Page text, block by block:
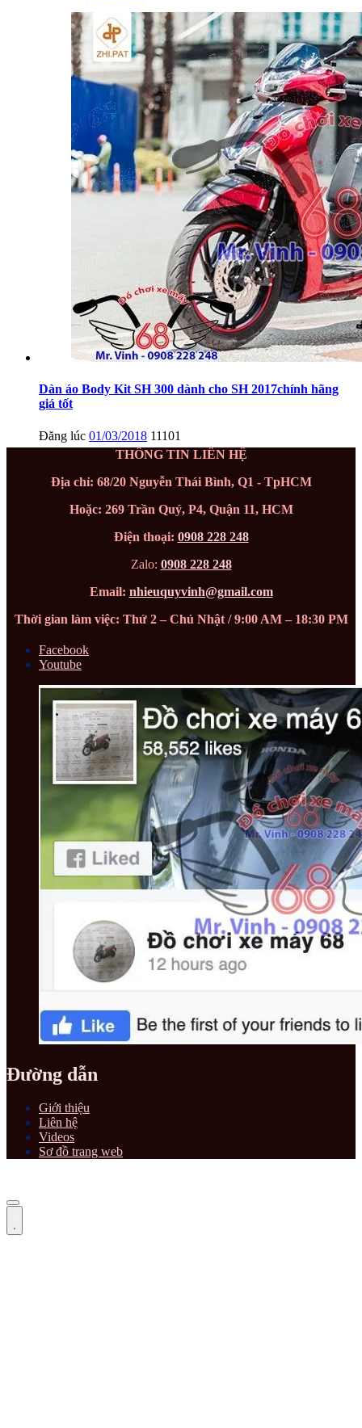
Dàn áo Body Kit SH 300 dành cho SH 2017chính hãng
giá tốt
Đăng lúc 01/03/2018 11101
THÔNG TIN LIÊN HỆ
Địa chỉ: 68/20 Nguyễn Thái Bình, Q1 - TpHCM
Hoặc: 269 Trần Quý, P4, Quận 11, HCM
Điện thoại: 0908 228 248
Zalo: 0908 228 248
Email: nhieuquyvinh@gmail.com
Thời gian làm việc: Thứ 2 – Chủ Nhật / 9:00 AM – 18:30 PM
Facebook
Youtube
Đường dẫn
Giới thiệu
Liên hệ
Videos
Sơ đồ trang web